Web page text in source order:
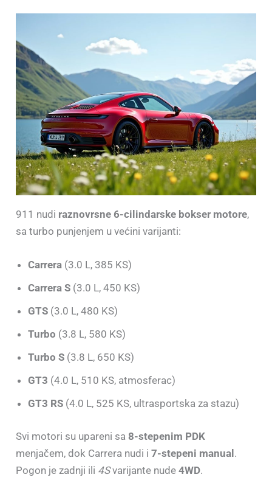
911 nudi raznovrsne 6-cilindarske bokser motore,
sa turbo punjenjem u većini varijanti:
Carrera (3.0 L, 385 KS)
Carrera S (3.0 L, 450 KS)
GTS (3.0 L, 480 KS)
Turbo (3.8 L, 580 KS)
Turbo S (3.8 L, 650 KS)
GT3 (4.0 L, 510 KS, atmosferac)
GT3 RS (4.0 L, 525 KS, ultrasportska za stazu)
Svi motori su upareni sa 8-stepenim PDK
menjačem, dok Carrera nudi i7-stepeni manual.
Pogon je zadnji ili 4Svarijante nude4WD.